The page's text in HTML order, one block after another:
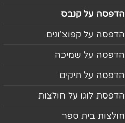
הדפסה על קנבס
הדפסה על קפוצ'ונים
הדפסה על שמיכה
הדפסה על תיקים
הדפסת לוגו על חולצות
חולצות בית ספר